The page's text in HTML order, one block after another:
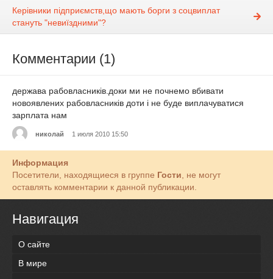
Керівники підприємств,що мають борги з соцвиплат
стануть "невиїздними"?
Комментарии (1)
держава рабовласників.доки ми не почнемо вбивати
новоявлених рабовласників доти і не буде виплачуватися
зарплата нам
николай 1 июля 2010 15:50
Информация
Посетители, находящиеся в группе Гости , не могут
оставлять комментарии к данной публикации.
Навигация
О сайте
В мире